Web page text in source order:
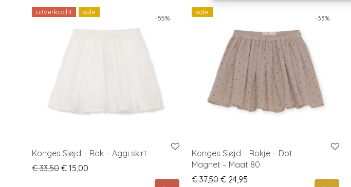
-55%
uitverkocht sale
Konges Sløjd – Rok – Aggi skirt
€33,50 Original price was: € 33,50.
€ 15,00
-33%
sale
Konges Sløjd – Rokje – Dot
Magnet – Maat 80
€37,50 Original price was: € 37,50.
€ 24,95 Current price is: € 24,95.